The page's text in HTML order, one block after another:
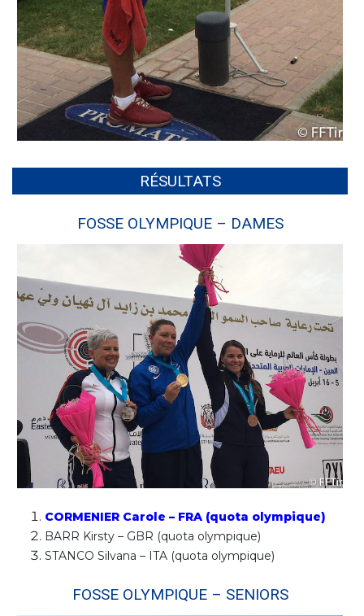
RÉSULTATS
FOSSE OLYMPIQUE – DAMES
CORMENIER Carole – FRA (quota olympique)
BARR Kirsty – GBR (quota olympique)
STANCO Silvana – ITA (quota olympique)
FOSSE OLYMPIQUE – SENIORS